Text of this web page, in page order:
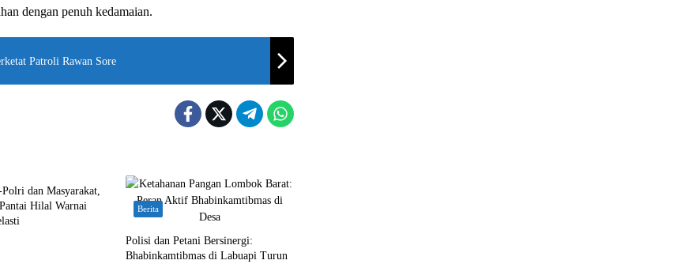
dengan penuh kedamaian.
Patroli Rawan Sore
dan Masyarakat,
Hilal Warnai
Berita
Polisi dan Petani Bersinergi:
Bhabinkamtibmas di Labuapi Turun